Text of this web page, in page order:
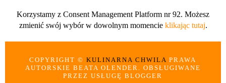
Korzystamy z Consent Management Platform nr 92. Możesz
zmienić swój wybór w dowolnym momencie klikając tutaj.
COPYRIGHT ©KULINARNA CHWILAPRAWA
AUTORSKIE BEATA OLENDER. OBSŁUGIWANE
PRZEZ USŁUGĘ BLOGGER